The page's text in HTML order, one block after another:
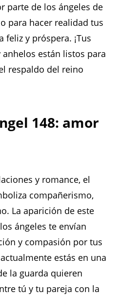
parte de los ángeles de
para hacer realidad tus
feliz y próspera. ¡Tus
anhelos están listos para
respaldo del reino
148: amor
y romance, el
compañerismo,
La aparición de este
ángeles te envían
y compasión por tus
estás en una
la guarda quieren
tú y tu pareja con la